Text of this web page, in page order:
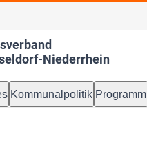
Niederrhein
Kommunalpolitik Programm